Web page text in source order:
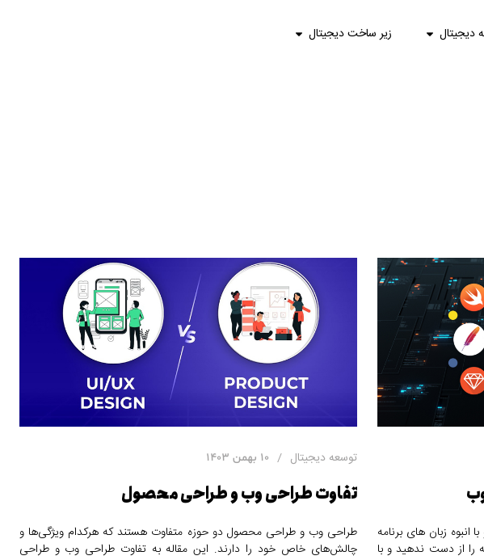
دیجیتال زیر ساخت دیجیتال
انبوه زبان های برنامه
را از دست ندهید و با
توسعه دیجیتال
تفاوت طراحی وب و طراحی محصول
طراحی وب و طراحی محصول دو حوزه متفاوت هستند که هرکدام ویژگی‌ها و
چالش‌های خاص خود را دارند. این مقاله به تفاوت طراحی وب و طراحی
10 بهمن 1403